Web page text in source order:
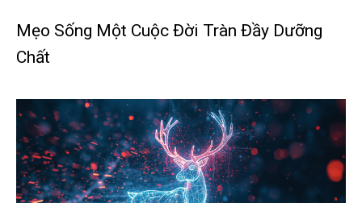
Mẹo Sống Một Cuộc Đời Tràn Đầy Dưỡng
Chất